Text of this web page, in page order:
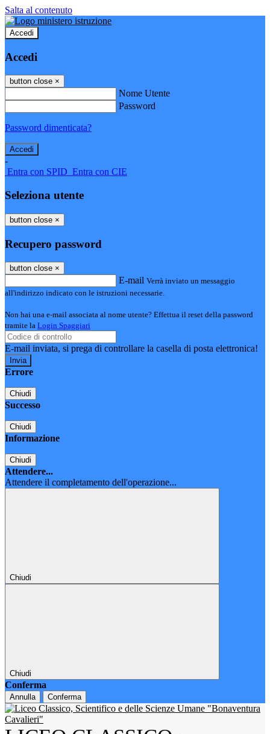
Salta al contenuto
Accedi
Accedi
button close ×
Nome Utente
Password
Password dimenticata?
-
Entra con SPID Entra con CIE
Seleziona utente
button close ×
Recupero password
button close ×
E-mail Verrà inviato un messaggio
all'indirizzo indicato con le istruzioni necessarie.
Non hai una e-mail associata al nome utente? Effettua il reset della password
tramite la Login Spaggiari
E-mail inviata, si prega di controllare la casella di posta elettronica!
Errore
Chiudi
Successo
Chiudi
Informazione
Chiudi
Attendere...
Attendere il completamento dell'operazione...
Chiudi
Chiudi
Conferma
Annulla Conferma